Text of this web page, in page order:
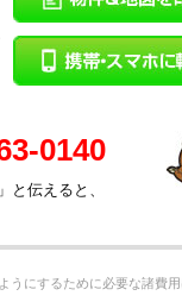
0140
」と伝えると、
うにするために必要な諸費